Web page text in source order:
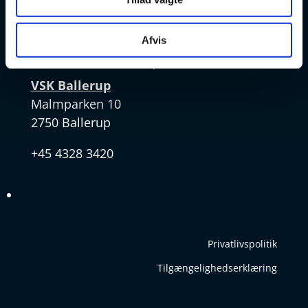
Afvis
v
VSK Ballerup
Malmparken 10
2750 Ballerup
+45 4328 3420
Privatlivspolitik
Tilgængelighedserklæring